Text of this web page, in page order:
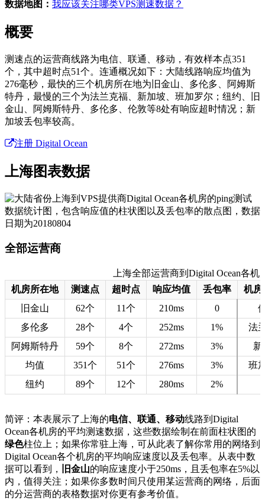
数据地图： 我应该关注哪类VPS测速数据？
概要
测速点的运营商线路为电信、联通、移动，有效样本点351
个，其中超时点51个。连通概况如下：大陆线路响应均值为
276毫秒，最快的三个机房所在地为旧金山、多伦多、阿姆斯
特丹，最慢的三个为法兰克福、新加坡、班加罗尔；纽约、旧
金山、阿姆斯特丹、多伦多、伦敦等8处有响应超时情况；新
加坡丢包率较高。
注册 Digital Ocean
上海图表数据
全部运营商
上海全部运营商到Digital Ocean各
机房所在地
测速点 超时点 响应均值 丢包率
机房
旧金山
62个 11个 210ms 0
多伦多
28个 4个 252ms 1%
法
阿姆斯特丹
59个 8个 272ms 3%
新
均值
351个 51个 276ms 3%
班
纽约
89个 12个 280ms 2%
简评：本表展示了上海的电信、联通、移动线路到Digital
Ocean各机房的平均测速数据，这些数据绘制在前面柱状图的
绿色柱位上；如果你常驻上海，可从此表了解你常用的网络到
Digital Ocean各个机房的平均响应速度以及丢包率。从表中数
据可以看到，
旧金山的响应速度小于250ms，且丢包率在5%以
内，值得关注；如果你多数时间只使用某运营商的网络，后面
的分运营商的表格数据对你更有参考价值。